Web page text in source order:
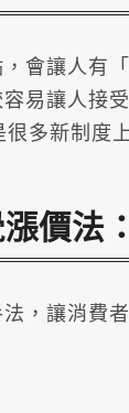
會讓人有
易讓人接
多新制度
價法：
，讓消費